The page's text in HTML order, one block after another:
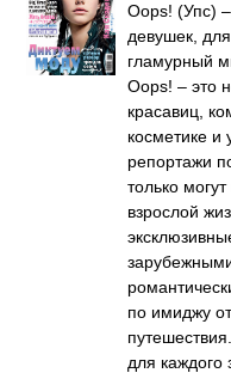
Oops! (Упс)
девушек,
гламурный
Oops! – это
красавиц,
косметике и
репортажи
только
взрослой
по имиджу
для каждого